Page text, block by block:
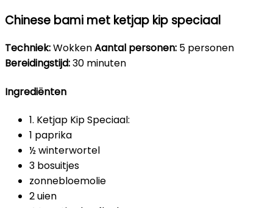
Chinese bami met ketjap kip speciaal
Techniek:WokkenAantal personen: 5 personen
Bereidingstijd:30 minuten
Ingrediënten
1. Ketjap Kip Speciaal:
1 paprika
½ winterwortel
3 bosuitjes
zonnebloemolie
2 uien